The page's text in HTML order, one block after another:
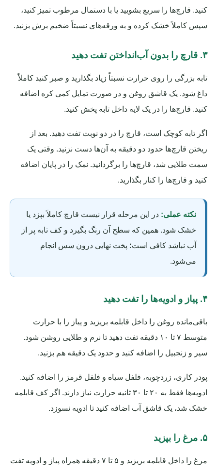
کنید. قارچ‌ها را سریع بشویید یا با دستمال مرطوب تمیز کنید،
سپس کاملاً خشک کرده و به ورقه‌های نسبتاً ضخیم برش بزنید.
۳. قارچ را بدون آب‌انداختن تفت دهید
تابه بزرگی را روی حرارت نسبتاً زیاد بگذارید و صبر کنید کاملاً
داغ شود. یک قاشق روغن و در صورت تمایل کمی کره اضافه
کنید. قارچ‌ها را در یک لایه داخل تابه پخش کنید.
اگر تابه کوچک است، قارچ را در دو نوبت تفت دهید. بعد از
ریختن قارچ‌ها حدود دو دقیقه به آن‌ها دست نزنید. وقتی یک
سمت طلایی شد، قارچ‌ها را برگردانید. نمک را در پایان اضافه
کنید و قارچ‌ها را کنار بگذارید.
نکته عملی: در این مرحله قرار نیست قارچ کاملاً بپزد یا
خشک شود. همین که سطح آن رنگ بگیرد و کف تابه پر از
آب نباشد کافی است؛ پخت نهایی درون سس انجام
می‌شود.
۴. پیاز و ادویه‌ها را تفت دهید
باقی‌مانده روغن را داخل قابلمه بریزید و پیاز را با حرارت
متوسط ۷ تا ۱۰ دقیقه تفت دهید تا نرم و طلایی روشن شود.
سیر و زنجبیل را اضافه کنید و حدود یک دقیقه هم بزنید.
پودر کاری، زردچوبه، فلفل سیاه و فلفل قرمز را اضافه کنید.
ادویه‌ها فقط به ۲۰ تا ۳۰ ثانیه حرارت نیاز دارند. اگر کف قابلمه
خشک شد، یک قاشق آب اضافه کنید تا ادویه نسوزد.
۵. مرغ را بپزید
مرغ را داخل قابلمه بریزید و ۵ تا ۷ دقیقه همراه پیاز و ادویه تفت